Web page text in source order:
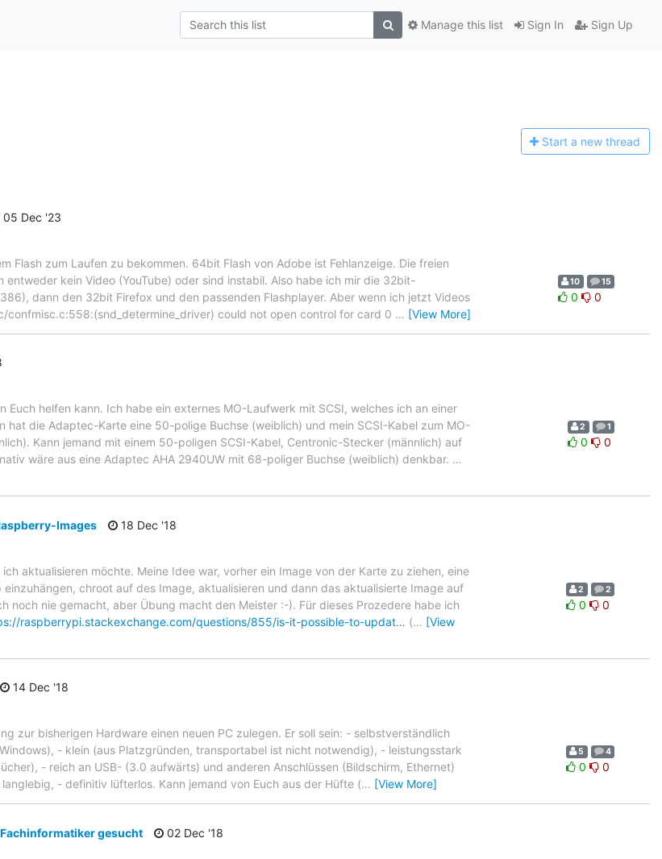
Sign In Sign Up
Manage this list
Start a new thread
05 Dec '23
Flash zum Laufen zu bekommen. 64bit Flash von Adobe ist Fehlanzeige. Die freien
kein Video (YouTube) oder sind instabil. Also habe ich mir die 32bit-
dann den 32bit Firefox und den passenden Flashplayer. Aber wenn ich jetzt Videos
confmisc.c:558:(snd_determine_driver) could not open control for card 0 … [View More]
10 15
0 0
Euch helfen kann. Ich habe ein externes MO-Laufwerk mit SCSI, welches ich an einer
hat die Adaptec-Karte eine 50-polige Buchse (weiblich) und mein SCSI-Kabel zum MO-
Kann jemand mit einem 50-poligen SCSI-Kabel, Centronic-Stecker (männlich) auf
wäre aus eine Adaptec AHA 2940UW mit 68-poliger Buchse (weiblich) denkbar. …
2 1
0 0
Images
18 Dec '18
aktualisieren möchte. Meine Idee war, vorher ein Image von der Karte zu ziehen, eine
chroot auf des Image, aktualisieren und dann das aktualisierte Image auf
noch nie gemacht, aber Übung macht den Meister :-). Für dieses Prozedere habe ich
raspberrypi.stackexchange.com/questions/855/is-it-possible-to-updat… (… [View
2 2
0 0
14 Dec '18
zur bisherigen Hardware einen neuen PC zulegen. Er soll sein: - selbstverständlich
- klein (aus Platzgründen, transportabel ist nicht notwendig), - leistungsstark
- reich an USB- (3.0 aufwärts) und anderen Anschlüssen (Bildschirm, Ethernet)
- definitiv lüfterlos. Kann jemand von Euch aus der Hüfte (… [View More]
5 4
0 0
gesucht
02 Dec '18